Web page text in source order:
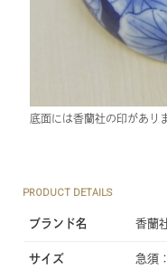
底面には香蘭社の印があり
PRODUCT DETAILS
ブランド名 香蘭
サイズ 急須